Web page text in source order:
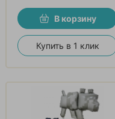
В корзину
Купить в 1 клик